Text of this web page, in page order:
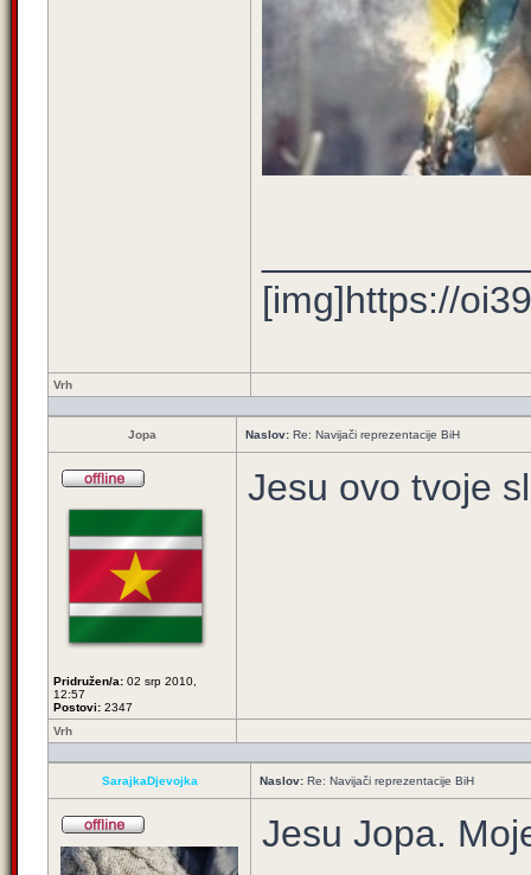
[img]https://
Vrh
Jopa Naslov: Re: Navijači reprezentacije BiH
Pridružen/a: 02 srp 2010,
12:57
Postovi: 2347
Jesu ovo tvoje
Vrh
SarajkaDjevojka Naslov: Re: Navijači reprezentacije BiH
Jesu Jopa.